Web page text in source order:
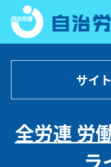
サイ
全労連 労